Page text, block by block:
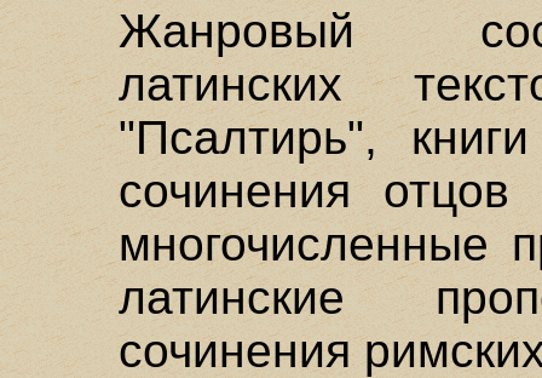
Жанровый
латинских
"Псалтирь",
сочинения отцов
многочисленные
латинские
сочинения